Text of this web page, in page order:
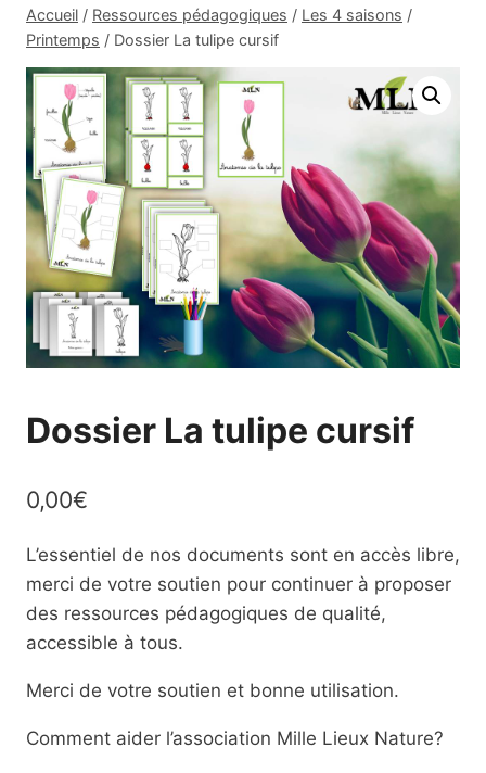
Accueil / Ressources pédagogiques / Les 4 saisons /
Printemps / Dossier La tulipe cursif
Dossier La tulipe cursif
0,00€
L’essentiel de nos documents sont en accès libre,
merci de votre soutien pour continuer à proposer
des ressources pédagogiques de qualité,
accessible à tous.
Merci de votre soutien et bonne utilisation.
Comment aider l’association Mille Lieux Nature?